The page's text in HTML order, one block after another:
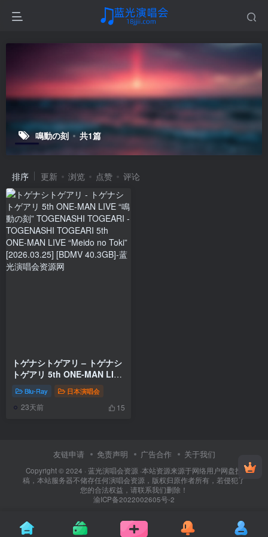
鳴動の刻 共1篇
排序 更新 浏览 点赞 评论
トゲナシトゲアリ – トゲナシ
トゲアリ 5th ONE-MAN LIVE
“鳴動の刻” TOGENASHI
TOGEARI – TOGENASHI
TOGEARI 5th ONE-MAN
Blu-Ray 日本演唱会
23天前 15
友链申请 免责声明 广告合作 关于我们
Copyright © 2024 · 蓝光演唱会资源 ·本站资源来源于网络用户网盘投
稿，本站服务器不储存任何演唱会资源，版权归原作者所有，若侵犯了
您的合法权益，请联系我们删除！
渝ICP备2022002605号-2